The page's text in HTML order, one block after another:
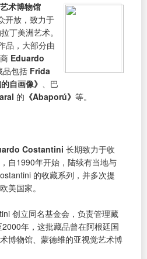
术博物馆
开放，致力于
丁美洲艺术。
品，大部分由
Eduardo
品包括 Frida
自画像》 、巴
的 《Abaporú》 等。
Costantini 长期致力于收
自1990年开始，陆续有当地与
的收藏系列，并多次提
美国家。
创立同名基金会，负责管理藏
年，这批藏品曾在阿根廷国
博物馆、蒙德维的亚视觉艺术博